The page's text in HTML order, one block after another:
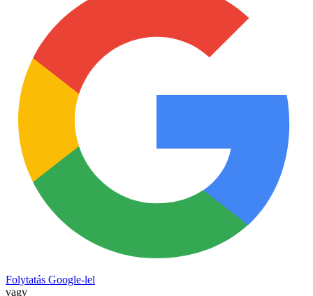
Folytatás Google-lel
vagy